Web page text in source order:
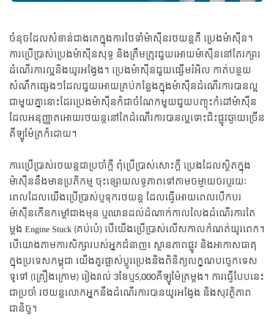
ចំនុចដែលសំខាន់ជាងគេក្នុងការថែទាំម៉ាស៊ីនរថយន្តគឺ ប្រេងម៉ាស៊ីន។
ការប្រើប្រាស់ប្រេងម៉ាស៊ីនសុទ្ធ និងត្រឹមត្រូវជួយអោយម៉ាស៊ីននៅតែរក្សារ
ដំណើរការល្អនិងយូរអង្វែង។​ ប្រេងម៉ាស៊ីនជួយផ្សើមរំអិល កាត់បន្ថយ
សំណឹកផ្សេងៗដែលជួយអោយគ្រប់កន្លែងក្នុងម៉ាស៊ីនដំណើរការបានល្អ
ជាមួយគ្នានោះដែរប្រេងម៉ាស៊ីនក៏ជាចំណែកមួយជួយបញ្ចុះកំដៅម៉ាស៊ីន
ដែលអនុញ្ញាតអោយរថយន្តនៅតែដំណើរការបានល្អទោះជិះផ្លូវឆ្ងាយច្រើន
គីឡូម៉ែត្រក៏ដោយ។
ការប្រើប្រាស់រថយន្តជាប្រចាំក្តី ពុំប្រើប្រាស់សោះក្តី ប្រេងដែលស្ថិតក្នុង
ម៉ាស៊ីននឹងមានប្រតិកម្ម ចុះខ្សោយលទ្ធភាពទៅតាមចម្ងាយចរឬរយៈ
ពេលដែលយើងប្រើប្រាស់ឬទុករថយន្ត ដែលធ្វើអោយពេលបើកបរ
ម៉ាស៊ីនកើនកម្តៅជាងមុន ឬឈានដល់ដំណាក់កាលលែងដំណើរការតែ
ម្តង Engine Stuck (គប់ប៉េ) បើយើងប្រើប្រាស់លើសកាលកំណត់យូរពេក។
បើយោងតាមការសិក្សារបស់អ្នកជំនាញ៖ ស្ថានភាពផ្លូវ និងអាកាសធាតុ
ក្នុងប្រទេសកម្ពុជា យើងគួរផ្លាស់ប្តូរប្រេងនិងពិនិត្យលក្ខណបច្ចេកទេស
ទូទៅ (គ្រឿងក្រោម) រៀងរាល់ 3ខែឬ5,000គីឡូម៉ែត្រម្តង។ ការធ្វើបែបនេះ
ជាប្រចាំ រថយន្តលោកអ្នកនឹងដំណើរការបានយូរអង្វែង និងសុវត្ថិភាព
ជានិច្ច។